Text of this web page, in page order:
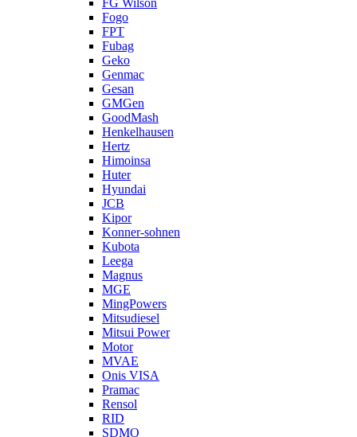
FG Wilson
Fogo
FPT
Fubag
Geko
Genmac
Gesan
GMGen
GoodMash
Henkelhausen
Hertz
Himoinsa
Huter
Hyundai
JCB
Kipor
Konner-sohnen
Kubota
Leega
Magnus
MGE
MingPowers
Mitsudiesel
Mitsui Power
Motor
MVAE
Onis VISA
Pramac
Rensol
RID
SDMO